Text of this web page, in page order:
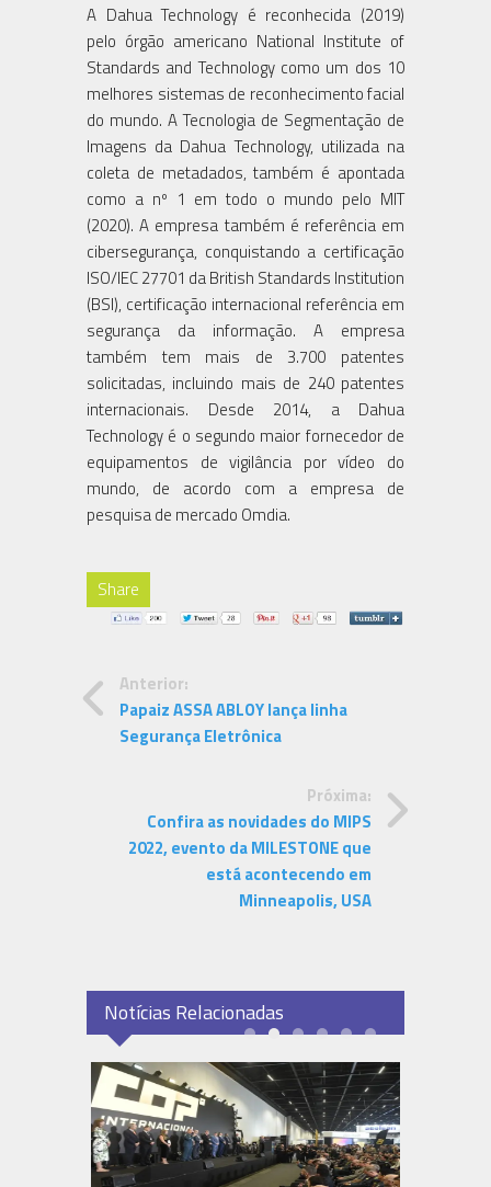
A Dahua Technology é reconhecida (2019)
pelo órgão americano National Institute of
Standards and Technology como um dos 10
melhores sistemas de reconhecimento facial
do mundo. A Tecnologia de Segmentação de
Imagens da Dahua Technology, utilizada na
coleta de metadados, também é apontada
como a nº 1 em todo o mundo pelo MIT
(2020). A empresa também é referência em
cibersegurança, conquistando a certificação
ISO/IEC 27701 da British Standards Institution
(BSI), certificação internacional referência em
segurança da informação. A empresa
também tem mais de 3.700 patentes
solicitadas, incluindo mais de 240 patentes
internacionais. Desde 2014, a Dahua
Technology é o segundo maior fornecedor de
equipamentos de vigilância por vídeo do
mundo, de acordo com a empresa de
pesquisa de mercado Omdia.
Share
Anterior:
Papaiz ASSA ABLOY lança linha
Segurança Eletrônica
Próxima:
Confira as novidades do MIPS
2022, evento da MILESTONE que
está acontecendo em
Minneapolis, USA
Notícias Relacionadas